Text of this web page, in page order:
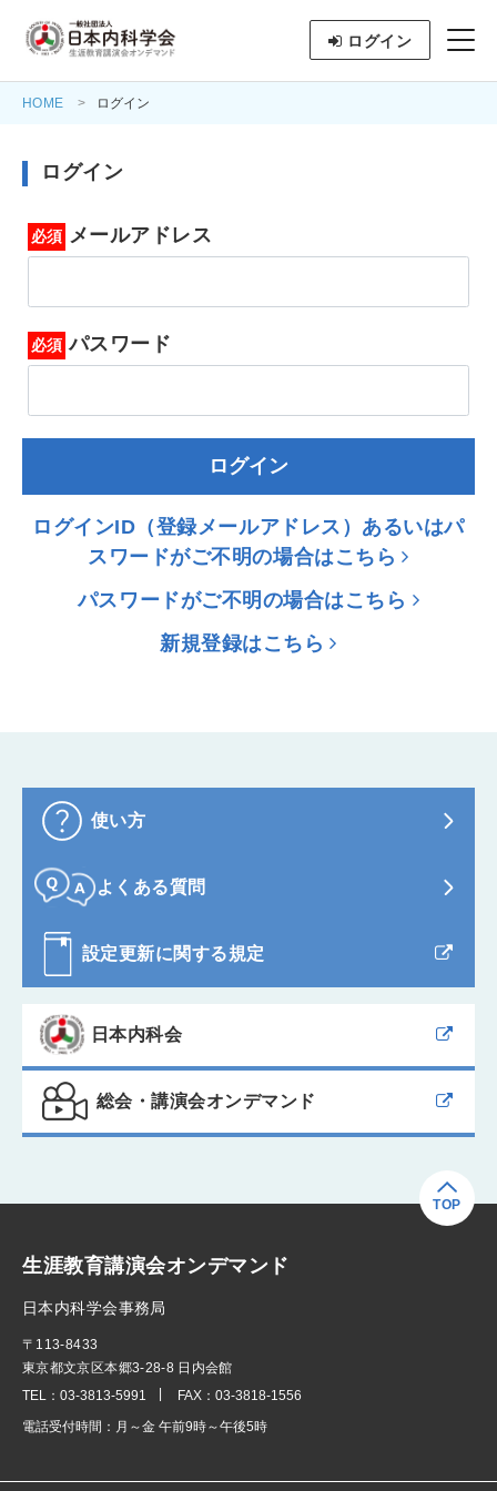
ログイン
HOME ログイン
ログイン
メールアドレス
パスワード
ログイン
ログインID（登録メールアドレス）あるいはパ
スワードがご不明の場合はこちら
パスワードがご不明の場合はこちら
新規登録はこちら
使い方
よくある質問
設定更新に関する規定
日本内科会
総会・講演会オンデマンド
TOP
生涯教育講演会オンデマンド
日本内科学会事務局
〒113-8433
東京都文京区本郷3-28-8 日内会館
TEL： 03-3813-5991 FAX： 03-3818-1556
電話受付時間： 月～金 午前9時～午後5時